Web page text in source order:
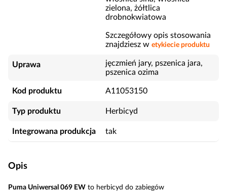
zielona, żółtlica
drobnokwiatowa
Szczegółowy opis stosowania
znajdziesz w etykiecie produktu
Uprawa
jęczmień jary, pszenica jara,
pszenica ozima
Kod produktu A11053150
Typ produktu Herbicyd
Integrowana produkcja tak
Opis
Puma Uniwersal 069 EW to herbicyd do zabiegów